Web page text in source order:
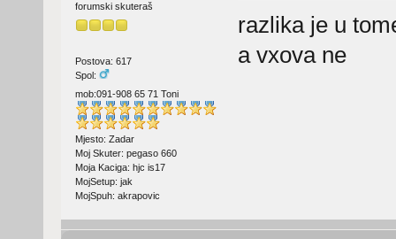
forumski skuteraš
Postova: 617
Spol:
mob:091-908 65 71 Toni
Mjesto: Zadar
Moj Skuter: pegaso 660
Moja Kaciga: hjc is17
MojSetup: jak
MojSpuh: akrapovic
razlika je u
a vxova ne